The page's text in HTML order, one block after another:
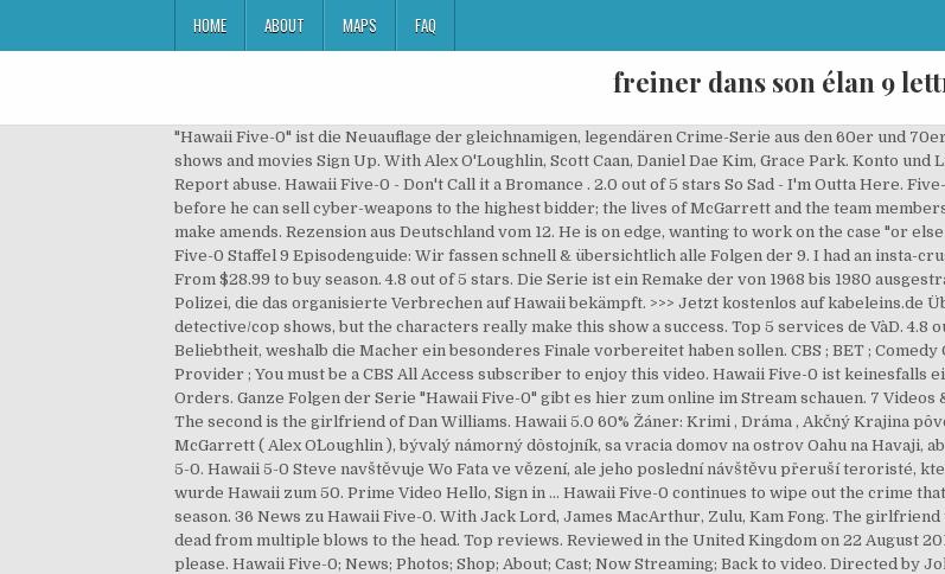
HOME ABOUT MAPS FAQ
freiner dans son élan 9
"Hawaii Five-0" ist die Neuauflage der gleichnamigen, legendären Crime-Serie aus den 60er und
shows and movies Sign Up. With Alex O'Loughlin, Scott Caan, Daniel Dae Kim, Grace Park. Konto
Report abuse. Hawaii Five-0 - Don't Call it a Bromance . 2.0 out of 5 stars So Sad - I'm Outta Here.
before he can sell cyber-weapons to the highest bidder; the lives of McGarrett and the team
make amends. Rezension aus Deutschland vom 12. He is on edge, wanting to work on the case "or
Five-0 Staffel 9 Episodenguide: Wir fassen schnell & übersichtlich alle Folgen der 9. I had an insta-
From $28.99 to buy season. 4.8 out of 5 stars. Die Serie ist ein Remake der von 1968 bis 1980
Polizei, die das organisierte Verbrechen auf Hawaii bekämpft. >>> Jetzt kostenlos auf kabeleins.de
detective/cop shows, but the characters really make this show a success. Top 5 services de VàD.
Beliebtheit, weshalb die Macher ein besonderes Finale vorbereitet haben sollen. CBS ; BET ; Comedy
Provider ; You must be a CBS All Access subscriber to enjoy this video. Hawaii Five-0 ist keinesfalls
Orders. Ganze Folgen der Serie "Hawaii Five-0" gibt es hier zum online im Stream schauen. 7
The second is the girlfriend of Dan Williams. Hawaii 5.0 60% Žáner: Krimi , Dráma , Akčný Krajina
McGarrett ( Alex O´Loughlin ), bývalý námorný dôstojník, sa vracia domov na ostrov Oahu na
5-0. Hawaii 5-0 Steve navštěvuje Wo Fata ve vězení, ale jeho poslední návštěvu přeruší teroristé,
wurde Hawaii zum 50. Prime Video Hello, Sign in ... Hawaii Five-0 continues to wipe out the crime
season. 36 News zu Hawaii Five-0. With Jack Lord, James MacArthur, Zulu, Kam Fong. The
dead from multiple blows to the head. Top reviews. Reviewed in the United Kingdom on 22 August
please. Hawaii Five-0; News; Photos; Shop; About; Cast; Now Streaming; Back to video. Directed by